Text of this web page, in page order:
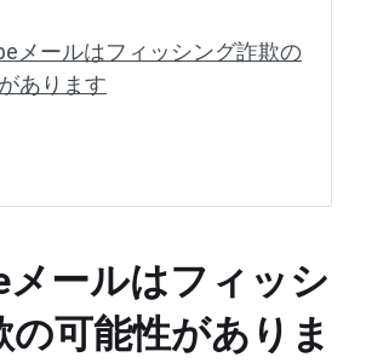
メールはフィッシング詐欺の
あります
メールはフィッシ
の可能性がありま